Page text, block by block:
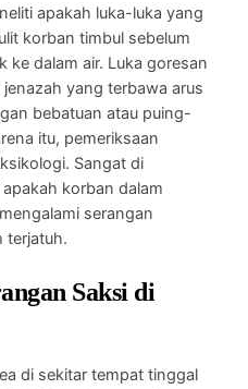
apakah luka-luka yang
korban timbul sebelum
ke dalam air. Luka goresan
yang terbawa arus
bebatuan atau puing-
itu, pemeriksaan
Sangat di
korban dalam
serangan
terjatuh.
Saksi di
di sekitar tempat tinggal